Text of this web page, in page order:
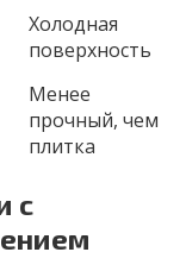
Холодная
поверхность
Менее
прочный, чем
плитка
с